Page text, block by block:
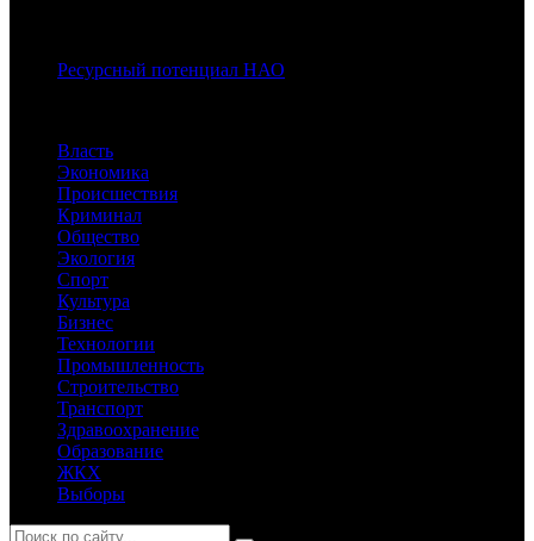
Ресурсный потенциал НАО
Власть
Экономика
Происшествия
Криминал
Общество
Экология
Спорт
Культура
Бизнес
Технологии
Промышленность
Строительство
Транспорт
Здравоохранение
Образование
ЖКХ
Выборы